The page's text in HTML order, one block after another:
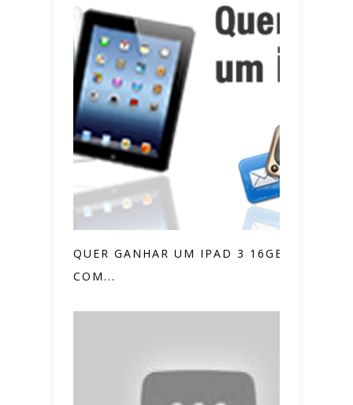
QUER GANHAR UM IPAD 3 16GB? VEM
COM...